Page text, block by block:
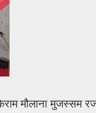
मौलाना मुजस्सम